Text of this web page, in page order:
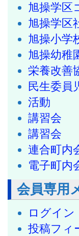
旭操学区
旭操学区
旭操小学
旭操幼
栄養改善
民生委員
活動
講習会
講習会
連合町内
電子町内
会員専用
ログイン
投稿フィ